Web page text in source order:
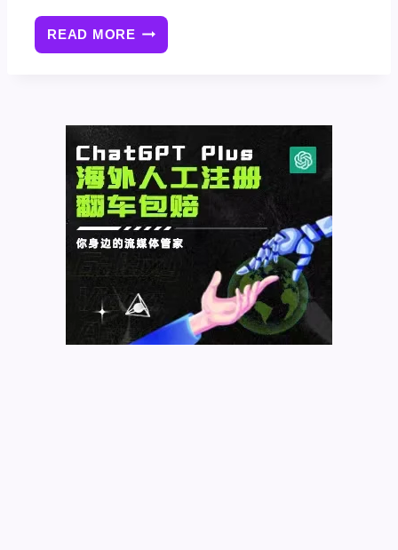
READ MORE WORDPRESS
防
BBQ
PRO